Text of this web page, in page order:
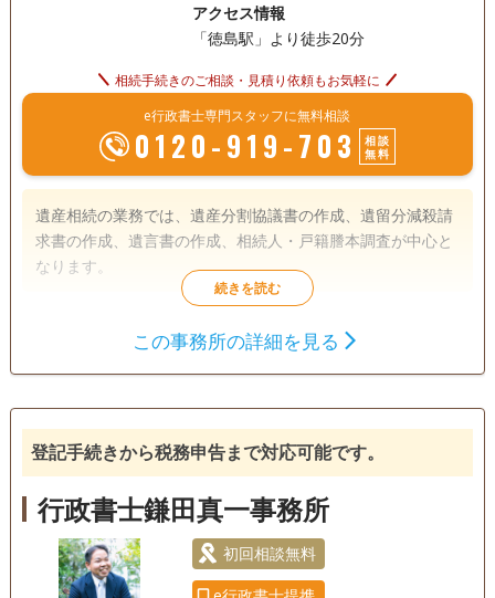
アクセス情報
「徳島駅」より徒歩20分
相続手続きのご相談・見積り依頼もお気軽に
e行政書士専門スタッフに無料相談
0120-919-703
相談
無料
遺産相続の業務では、遺産分割協議書の作成、遺留分減殺請
求書の作成、遺言書の作成、相続人・戸籍謄本調査が中心と
なります。
電話相談可
この事務所の詳細を見る
登記手続きから税務申告まで対応可能です。
行政書士鎌田真一事務所
初回相談無料